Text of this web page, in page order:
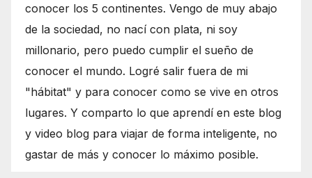
conocer los 5 continentes. Vengo de muy abajo
de la sociedad, no nací con plata, ni soy
millonario, pero puedo cumplir el sueño de
conocer el mundo. Logré salir fuera de mi
"hábitat" y para conocer como se vive en otros
lugares. Y comparto lo que aprendí en este blog
y video blog para viajar de forma inteligente, no
gastar de más y conocer lo máximo posible.